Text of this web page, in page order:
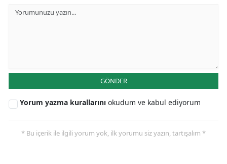
İzmir
Kastamonu
GÖNDER
Yorum yazma kurallarını okudum ve kabul ediyorum
* Bu içerik ile ilgili yorum yok, ilk yorumu siz yazın, tartışalım *